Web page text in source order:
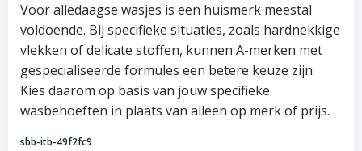
Voor alledaagse wasjes is een huismerk meestal
voldoende. Bij specifieke situaties, zoals hardnekkige
vlekken of delicate stoffen, kunnen A-merken met
gespecialiseerde formules een betere keuze zijn.
Kies daarom op basis van jouw specifieke
wasbehoeften in plaats van alleen op merk of prijs.
sbb-itb-49f2fc9